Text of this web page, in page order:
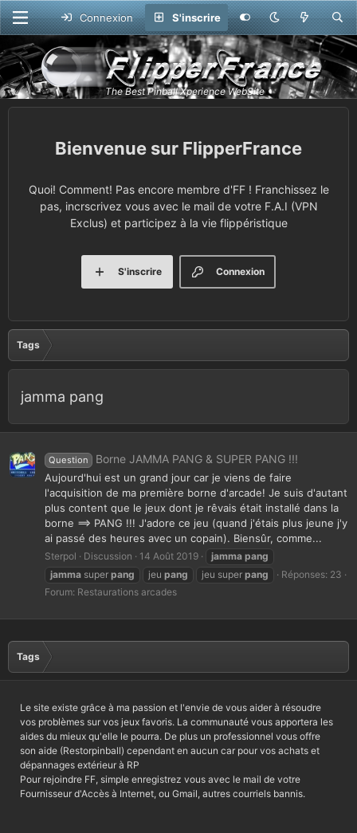
Connexion S'inscrire
FlipperFrance
Quoi! Comment! Pas encore membre d'FF ! Franchissez le
pas, incrscrivez vous avec le mail de votre F.A.I (VPN
Exclus) et participez à la vie flippéristique
Connexion
S'inscrire
Tags
jamma pang
Question Borne JAMMA PANG & SUPER PANG !!!
Aujourd'hui est un grand jour car je viens de faire
l'acquisition de ma première borne d'arcade! Je suis d'autant
plus content que le jeux dont je rêvais était installé dans la
borne ==> PANG !!! J'adore ce jeu (quand j'étais plus jeune j'y
ai passé des heures avec un copain). Biensûr, comme...
Sterpol Discussion 14 Août 2019 jamma pang
jamma super pang jeu pang jeu super pang
Réponses: 23
Forum: Restaurations arcades
Tags
Le site existe grâce à ma passion et l'envie de vous aider à résoudre
vos problèmes sur vos jeux favoris. La communauté vous apportera les
aides du mieux qu'elle le pourra. De plus un professionnel vous offre
son aide (Restorpinball) cependant en aucun car pour vos achats et
dépannages extérieur à RP
Pour rejoindre FF, simple enregistrez vous avec le mail de votre
Fournisseur d'Accès à Internet, ou Gmail, autres courriels bannis.